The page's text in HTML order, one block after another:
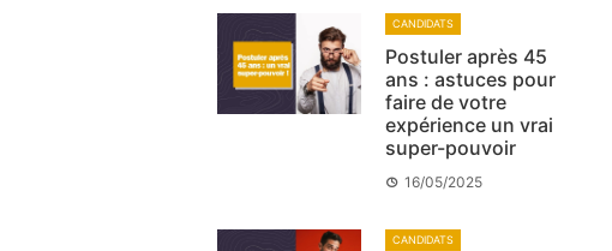
CANDIDATS
Postuler après 45
ans : astuces pour
faire de votre
expérience un vrai
super-pouvoir
16/05/2025
CANDIDATS